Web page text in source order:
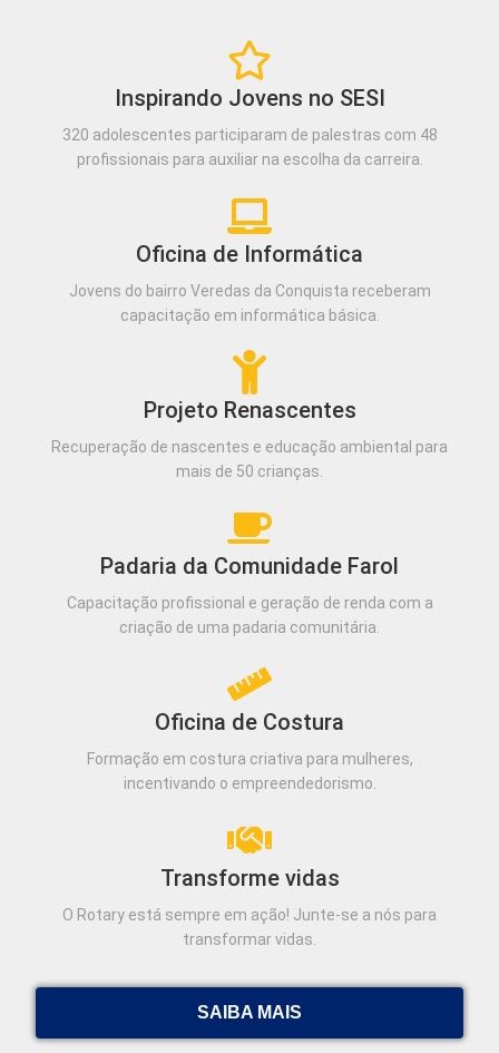
Inspirando Jovens no SESI
320 adolescentes participaram de palestras com 48
profissionais para auxiliar na escolha da carreira.
Oficina de Informática
Jovens do bairro Veredas da Conquista receberam
capacitação em informática básica.
Projeto Renascentes
Recuperação de nascentes e educação ambiental para
mais de 50 crianças.
Padaria da Comunidade Farol
Capacitação profissional e geração de renda com a
criação de uma padaria comunitária.
Oficina de Costura
Formação em costura criativa para mulheres,
incentivando o empreendedorismo.
Transforme vidas
O Rotary está sempre em ação! Junte-se a nós para
transformar vidas.
SAIBA MAIS